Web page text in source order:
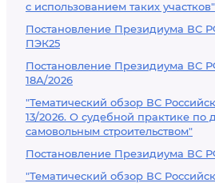
с использованием таких участков"
Постановление Президиума ВС
ПЭК25
Постановление Президиума ВС
18А/2026
"Тематический обзор ВС
13/2026. О судебной практике по
самовольным строительством"
Постановление Президиума ВС
"Тематический обзор ВС